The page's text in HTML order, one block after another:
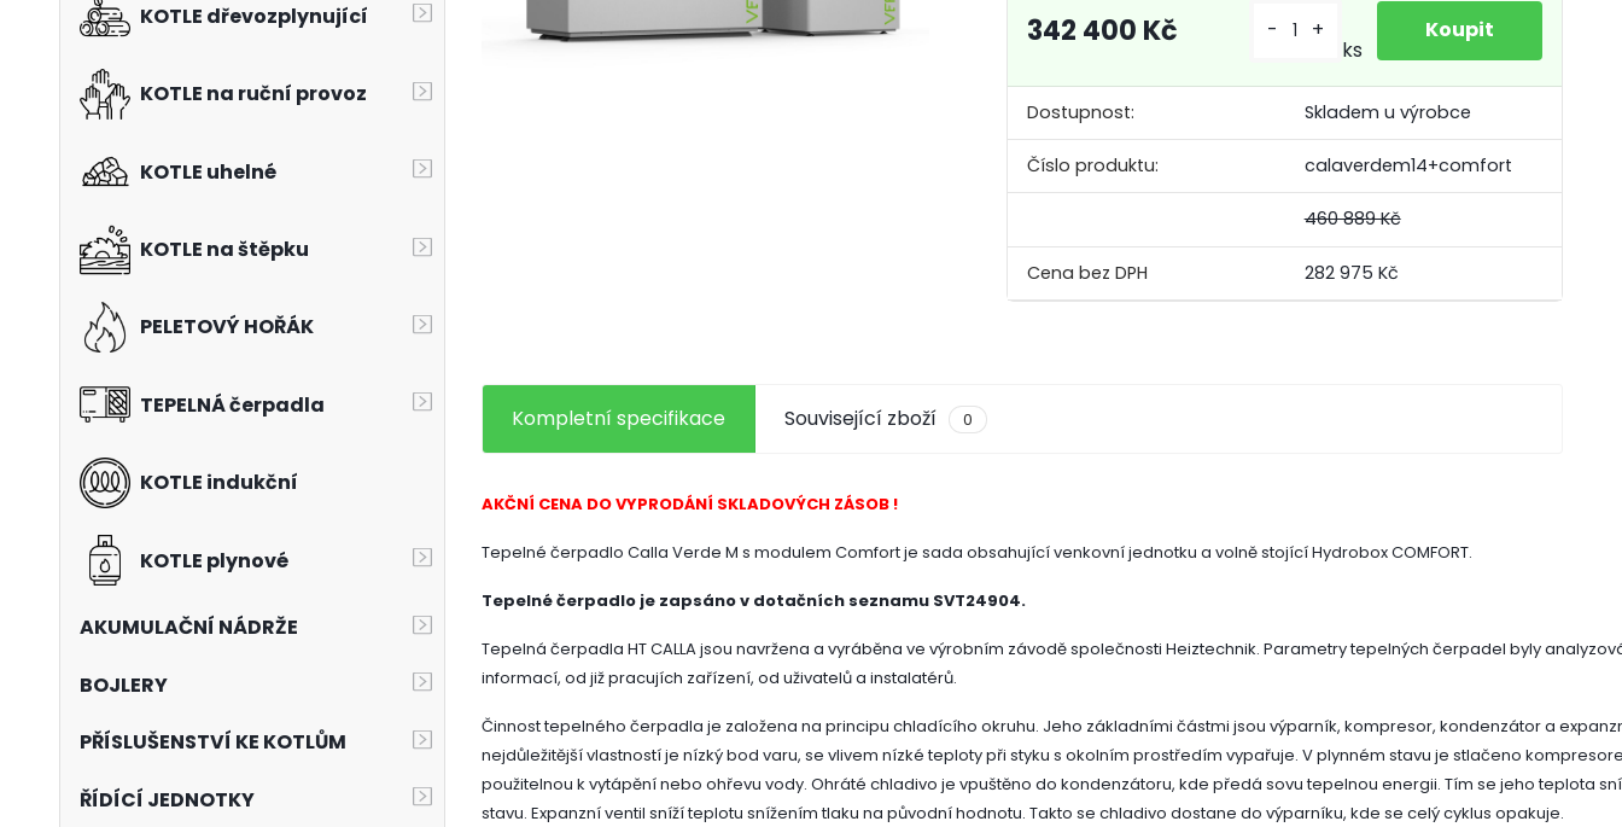
KOTLE dřevozplynující
KOTLE na ruční provoz
KOTLE uhelné
KOTLE na štěpku
PELETOVÝ HOŘÁK
TEPELNÁ čerpadla
KOTLE indukční
KOTLE plynové
AKUMULAČNÍ NÁDRŽE
BOJLERY
PŘÍSLUŠENSTVÍ KE KOTLŮM
ŘÍDÍCÍ JEDNOTKY
Dostupnost: Skladem u výrobce
Číslo produktu: calaverdem14+comfort
460 889 Kč
282 975 Kč
342 400 Kč - +
ks
Kompletní specifikace Související zboží 0
AKČNÍ CENA DO VYPRODÁNÍ SKLADOVÝCH ZÁSOB !
Tepelné čerpadlo Calla Verde M s modulem Comfort je sada obsahující venkovní jednotku a volně stojící Hydrobox COMFORT.
Tepelné čerpadlo je zapsáno v dotačních seznamu SVT24904.
Tepelná čerpadla HT CALLA jsou navržena a vyráběna ve výrobním závodě společnosti Heiztechnik. Parametry tepelných čerpadel byly
informací, od již pracujích zařízení, od uživatelů a instalatérů.
Činnost tepelného čerpadla je založena na principu chladícího okruhu. Jeho základními částmi jsou výparník, kompresor, kondenzátor a
nejdůležitější vlastností je nízký bod varu, se vlivem nízké teploty při styku s okolním prostředím vypařuje. V plynném stavu je stlačeno
použitelnou k vytápění nebo ohřevu vody. Ohráté chladivo je vpuštěno do kondenzátoru, kde předá sovu tepelnou energii. Tím se jeho teplota
stavu. Expanzní ventil sníží teplotu snížením tlaku na původní hodnotu. Takto se chladivo dostane do výparníku, kde se celý cyklus opakuje.